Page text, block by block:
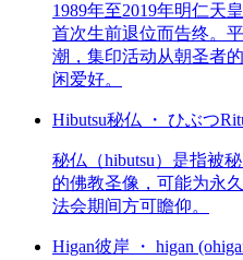
1989年至2019年明仁天
首次生前退位而告终。
潮，集印活动从朝圣者
闲爱好。
Hibutsu秘仏 ・ ひぶつ
秘仏（hibutsu）是指被
的佛教圣像，可能为永
法会期间方可瞻仰。
Higan彼岸 ・ higan